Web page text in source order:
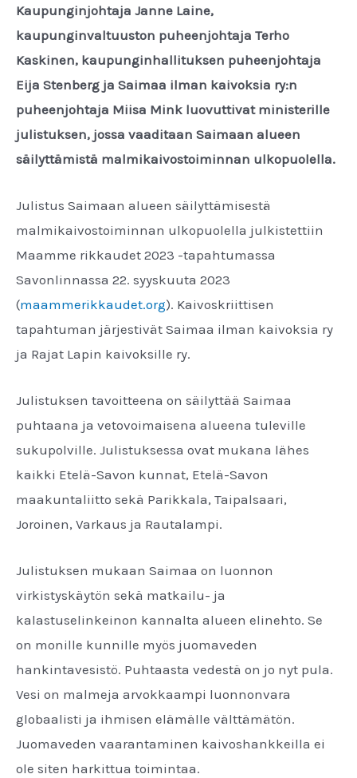
Kaupunginjohtaja Janne Laine,
kaupunginvaltuuston puheenjohtaja Terho
Kaskinen, kaupunginhallituksen puheenjohtaja
Eija Stenberg ja Saimaa ilman kaivoksia ry:n
puheenjohtaja Miisa Mink luovuttivat ministerille
julistuksen, jossa vaaditaan Saimaan alueen
säilyttämistä malmikaivostoiminnan ulkopuolella.
Julistus Saimaan alueen säilyttämisestä
malmikaivostoiminnan ulkopuolella julkistettiin
Maamme rikkaudet 2023 -tapahtumassa
Savonlinnassa 22. syyskuuta 2023
(maammerikkaudet.org). Kaivoskriittisen
tapahtuman järjestivät Saimaa ilman kaivoksia ry
ja Rajat Lapin kaivoksille ry.
Julistuksen tavoitteena on säilyttää Saimaa
puhtaana ja vetovoimaisena alueena tuleville
sukupolville. Julistuksessa ovat mukana lähes
kaikki Etelä-Savon kunnat, Etelä-Savon
maakuntaliitto sekä Parikkala, Taipalsaari,
Joroinen, Varkaus ja Rautalampi.
Julistuksen mukaan Saimaa on luonnon
virkistyskäytön sekä matkailu- ja
kalastuselinkeinon kannalta alueen elinehto. Se
on monille kunnille myös juomaveden
hankintavesistö. Puhtaasta vedestä on jo nyt pula.
Vesi on malmeja arvokkaampi luonnonvara
globaalisti ja ihmisen elämälle välttämätön.
Juomaveden vaarantaminen kaivoshankkeilla ei
ole siten harkittua toimintaa.